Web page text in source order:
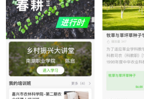
3)可以根据自己的兴趣和需求选择性
高学习效率和针对性。
4)聚集了众多农业专家和行业权威，
现更多的优质农业信息和经验分享。